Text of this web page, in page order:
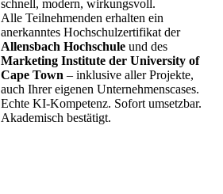
schnell, modern, wirkungsvoll.
Alle Teilnehmenden erhalten ein
anerkanntes Hochschulzertifikat der
Allensbach Hochschule und des
Marketing Institute der University of
Cape Town – inklusive aller Projekte,
auch Ihrer eigenen Unternehmenscases.
Echte KI-Kompetenz. Sofort umsetzbar.
Akademisch bestätigt.